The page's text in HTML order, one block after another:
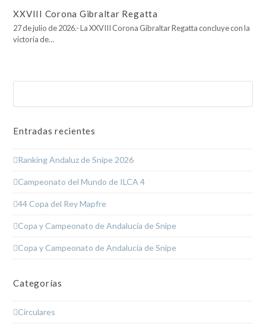
XXVIII Corona Gibraltar Regatta
27 de julio de 2026.- La XXVIII Corona Gibraltar Regatta concluye con la
victoria de…
Entradas recientes
Ranking Andaluz de Snipe 2026
Campeonato del Mundo de ILCA 4
44 Copa del Rey Mapfre
Copa y Campeonato de Andalucía de Snipe
Copa y Campeonato de Andalucía de Snipe
Categorías
Circulares